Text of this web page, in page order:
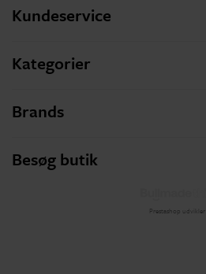
Kundeservice
Kategorier
Brands
Besøg butik
Prestashop udvikler